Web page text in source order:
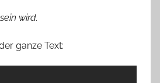
wird.
ganze Text: